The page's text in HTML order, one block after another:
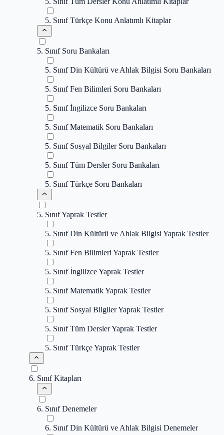
5. Sınıf Türkçe Konu Anlatımlı Kitaplar
5. Sınıf Soru Bankaları
5. Sınıf Din Kültürü ve Ahlak Bilgisi Soru Bankaları
5. Sınıf Fen Bilimleri Soru Bankaları
5. Sınıf İngilizce Soru Bankaları
5. Sınıf Matematik Soru Bankaları
5. Sınıf Sosyal Bilgiler Soru Bankaları
5. Sınıf Tüm Dersler Soru Bankaları
5. Sınıf Türkçe Soru Bankaları
5. Sınıf Yaprak Testler
5. Sınıf Din Kültürü ve Ahlak Bilgisi Yaprak Testler
5. Sınıf Fen Bilimleri Yaprak Testler
5. Sınıf İngilizce Yaprak Testler
5. Sınıf Matematik Yaprak Testler
5. Sınıf Sosyal Bilgiler Yaprak Testler
5. Sınıf Tüm Dersler Yaprak Testler
5. Sınıf Türkçe Yaprak Testler
6. Sınıf Kitapları
6. Sınıf Denemeler
6. Sınıf Din Kültürü ve Ahlak Bilgisi Denemeler